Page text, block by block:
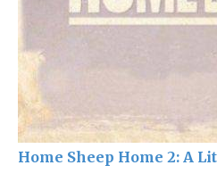
Home Sheep Home 2: A